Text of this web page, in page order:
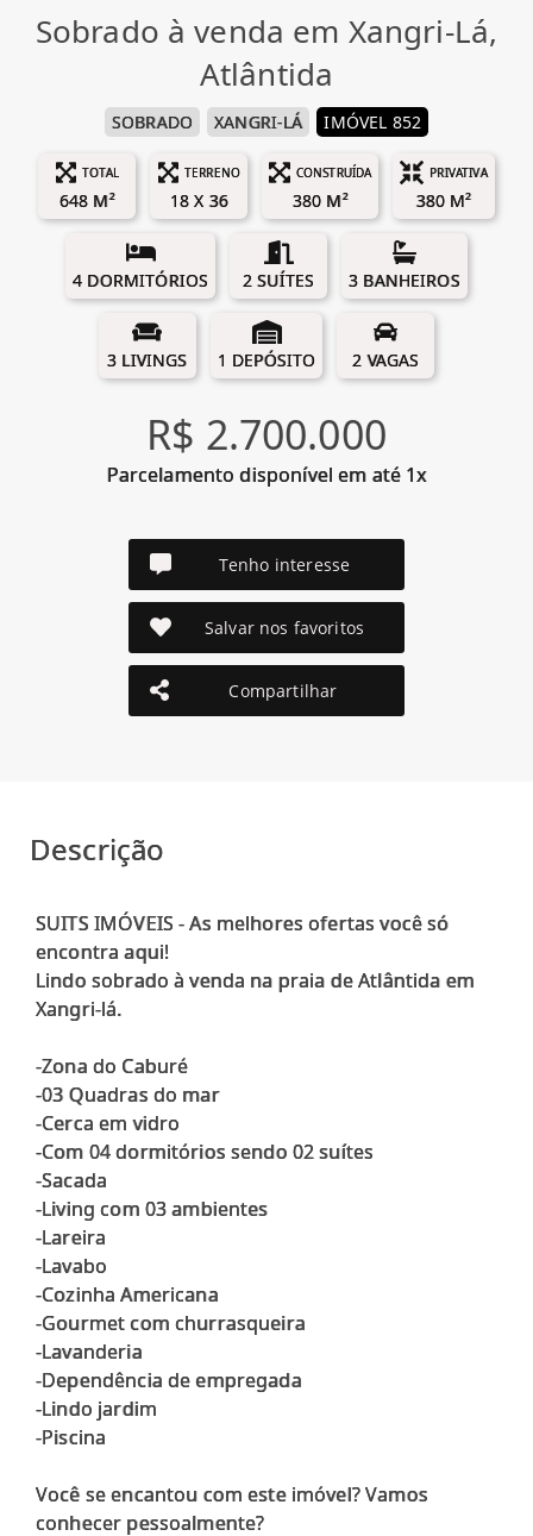
Sobrado à venda em Xangri-Lá,
Atlântida
SOBRADO XANGRI-LÁ IMÓVEL 852
TOTAL
648 M²
TERRENO
18 X 36
CONSTRUÍDA
380 M²
PRIVATIVA
380 M²
4 DORMITÓRIOS 2 SUÍTES 3 BANHEIROS
3 LIVINGS 1 DEPÓSITO 2 VAGAS
R$ 2.700.000
Parcelamento disponível em até 1x
Tenho interesse
Salvar nos favoritos
Compartilhar
Descrição
SUITS IMÓVEIS - As melhores ofertas você só
encontra aqui!
Lindo sobrado à venda na praia de Atlântida em
Xangri-lá.
-Zona do Caburé
-03 Quadras do mar
-Cerca em vidro
-Com 04 dormitórios sendo 02 suítes
-Sacada
-Living com 03 ambientes
-Lareira
-Lavabo
-Cozinha Americana
-Gourmet com churrasqueira
-Lavanderia
-Dependência de empregada
-Lindo jardim
-Piscina
Você se encantou com este imóvel? Vamos
conhecer pessoalmente?